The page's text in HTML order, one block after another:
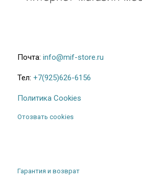
Почта: info@mif-store.ru
Тел: +7(925)626-6156
Политика Cookies
Отозвать cookies
Гарантия и возврат